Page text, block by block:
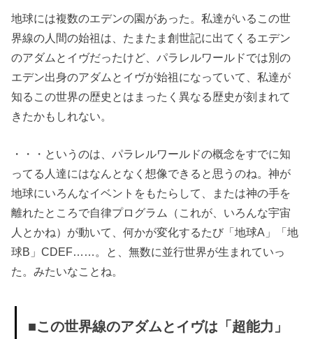
な特殊能力を
界」の話は聞
いたことなし
» ■この世界
線のアダムと
イヴは「無力
放された？
» ■無力化の
原因は『知恵
の実を食べ
た』『神に奪
われた』『エ
デンの園を出
能力は何らか
地球には複数のエデンの園があった。私達がいるこの世
界線の人間の始祖は、たまたま創世記に出てくるエデン
のアダムとイヴだったけど、パラレルワールドでは別の
エデン出身のアダムとイヴが始祖になっていて、私達が
知るこの世界の歴史とはまったく異なる歴史が刻まれて
きたかもしれない。
・・・というのは、パラレルワールドの概念をすでに知
ってる人達にはなんとなく想像できると思うのね。神が
地球にいろんなイベントをもたらして、または神の手を
離れたところで自律プログラム（これが、いろんな宇宙
人とかね）が動いて、何かが変化するたび「地球A」「地
球B」CDEF……。と、無数に並行世界が生まれていっ
た。みたいなことね。
■この世界線のアダムとイヴは「超能力」